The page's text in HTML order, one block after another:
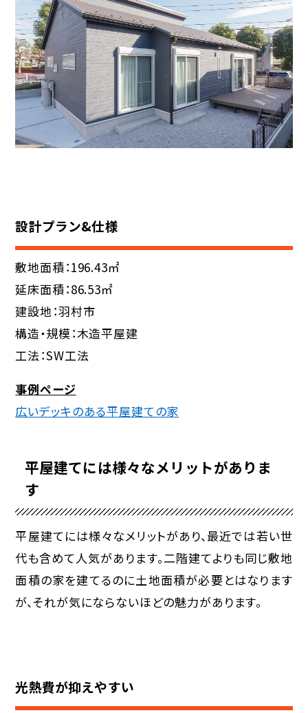
設計プラン&仕様
敷地面積：196.43㎡
延床面積：86.53㎡
建設地：羽村市
構造・規模：木造平屋建
工法：SW工法
事例ページ
広いデッキのある平屋建ての家
平屋建てには様々なメリットがありま
す
平屋建てには様々なメリットがあり、最近では若い世
代も含めて人気があります。二階建てよりも同じ敷地
面積の家を建てるのに土地面積が必要とはなります
が、それが気にならないほどの魅力があります。
光熱費が抑えやすい